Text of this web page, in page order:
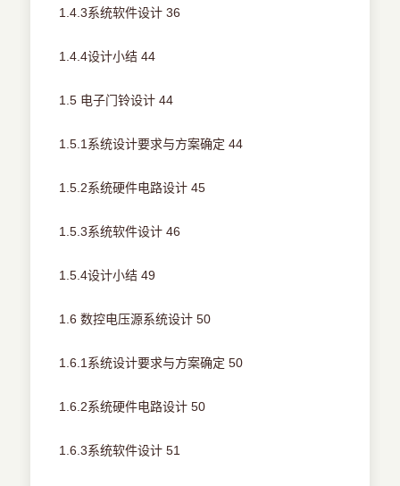
1.4.3系统软件设计 36
1.4.4设计小结 44
1.5 电子门铃设计 44
1.5.1系统设计要求与方案确定 44
1.5.2系统硬件电路设计 45
1.5.3系统软件设计 46
1.5.4设计小结 49
1.6 数控电压源系统设计 50
1.6.1系统设计要求与方案确定 50
1.6.2系统硬件电路设计 50
1.6.3系统软件设计 51